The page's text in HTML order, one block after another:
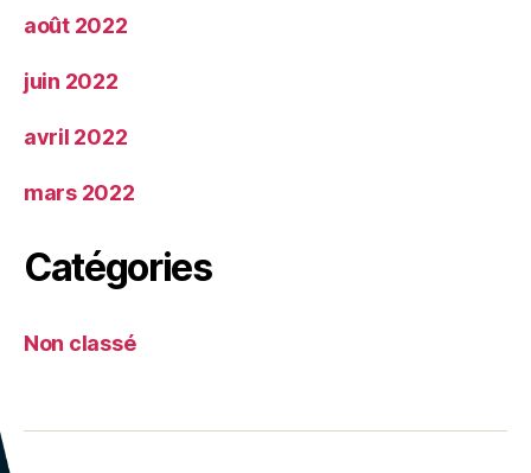
août 2022
juin 2022
avril 2022
mars 2022
Catégories
Non classé